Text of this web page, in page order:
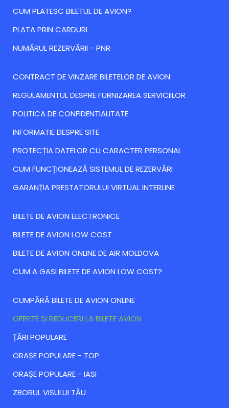
CUM PLATESC BILETUL DE AVION?
PLATA PRIN CARDURI
NUMĂRUL REZERVĂRII - PNR
CONTRACT DE VINZARE BILETELOR DE AVION
REGULAMENTUL DESPRE FURNIZAREA SERVICIILOR
POLITICA DE CONFIDENTIALITATE
INFORMATIE DESPRE SITE
PROTECȚIA DATELOR CU CARACTER PERSONAL
CUM FUNCȚIONEAZĂ SISTEMUL DE REZERVĂRI
GARANȚIA PRESTATORULUI VIRTUAL INTERLINE
BILETE DE AVION ELECTRONICE
BILETE DE AVION LOW COST
BILETE DE AVION ONLINE DE AIR MOLDOVA
CUM A GASI BILETE DE AVION LOW COST?
CUMPĂRĂ BILETE DE AVION ONLINE
ОFERTE ȘI REDUCERI LA BILETE AVION
ȚĂRI POPULARE
ORAȘE POPULARE - TOP
ORAȘE POPULARE - IASI
ZBORUL VISULUI TĂU